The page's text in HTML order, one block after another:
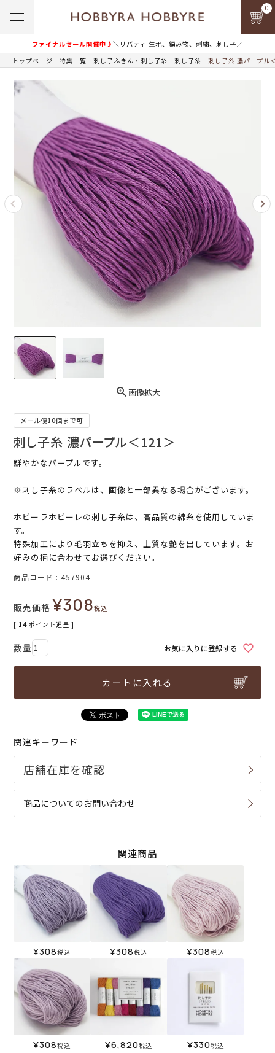
ファイナルセール開催中♪＼リバティ 生地、編み物、刺繍、刺し子／
0
トップページ 特集一覧 刺し子ふきん・刺し子糸 刺し子糸 刺し子糸 濃パープル
画像拡大
メール便10個まで可
刺し子糸 濃パープル＜121＞
鮮やかなパープルです。
※刺し子糸のラベルは、画像と一部異なる場合がございます。
ホビーラホビーレの刺し子糸は、高品質の綿糸を使用していま
す。
特殊加工により毛羽立ちを抑え、上質な艶を出しています。お
好みの柄に合わせてお選びください。
商品コード 457904
販売価格 ¥308税込
[ 14 ポイント進呈 ]
お気に入りに登録する
カートに入れる
関連キーワード
商品についてのお問い合わせ
関連商品
¥308税込 ¥308税込 ¥308税込
¥308税込 ¥6,820税込 ¥330税込